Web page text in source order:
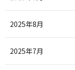
2025年8月
2025年7月